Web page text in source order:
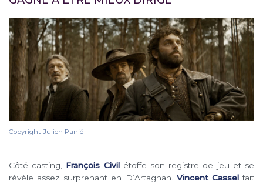
Copyright Julien Panié
Côté casting, François Civilétoffe son registre de jeu et se
révèle assez surprenant en D’Artagnan. Vincent Casselfait